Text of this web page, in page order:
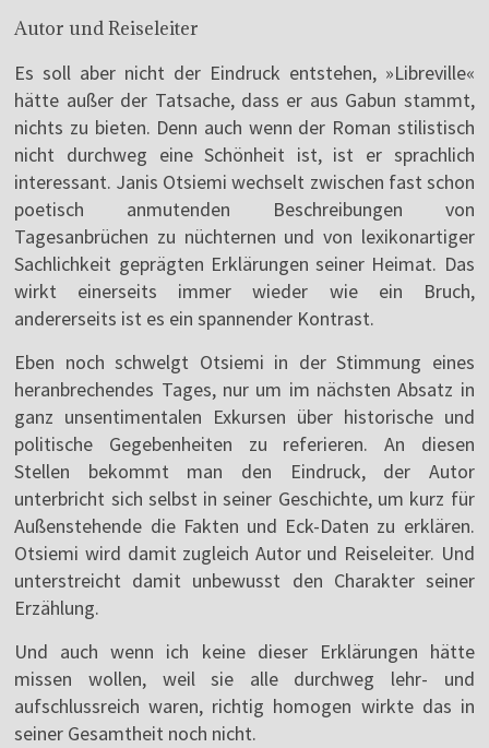
Autor und Reiseleiter
Es soll aber nicht der Eindruck entstehen, »Libreville«
hätte außer der Tatsache, dass er aus Gabun stammt,
nichts zu bieten. Denn auch wenn der Roman stilistisch
nicht durchweg eine Schönheit ist, ist er sprachlich
interessant. Janis Otsiemi wechselt zwischen fast schon
poetisch anmutenden Beschreibungen von
Tagesanbrüchen zu nüchternen und von lexikonartiger
Sachlichkeit geprägten Erklärungen seiner Heimat. Das
wirkt einerseits immer wieder wie ein Bruch,
andererseits ist es ein spannender Kontrast.
Eben noch schwelgt Otsiemi in der Stimmung eines
heranbrechendes Tages, nur um im nächsten Absatz in
ganz unsentimentalen Exkursen über historische und
politische Gegebenheiten zu referieren. An diesen
Stellen bekommt man den Eindruck, der Autor
unterbricht sich selbst in seiner Geschichte, um kurz für
Außenstehende die Fakten und Eck-Daten zu erklären.
Otsiemi wird damit zugleich Autor und Reiseleiter. Und
unterstreicht damit unbewusst den Charakter seiner
Erzählung.
Und auch wenn ich keine dieser Erklärungen hätte
missen wollen, weil sie alle durchweg lehr- und
aufschlussreich waren, richtig homogen wirkte das in
seiner Gesamtheit noch nicht.